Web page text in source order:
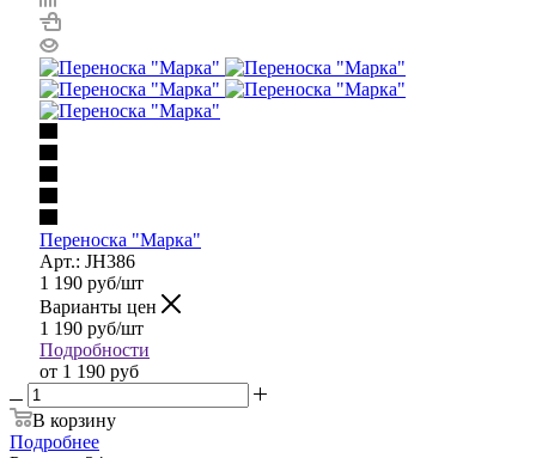
Переноска "Марка"
Арт.: JH386
1 190 руб/шт
Варианты цен
1 190 руб/шт
Подробности
от 1 190 руб
В корзину
Подробнее